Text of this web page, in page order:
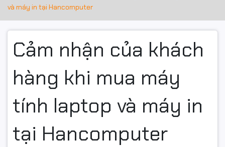
và máy in tại Hancomputer
Cảm nhận của khách
hàng khi mua máy
tính laptop và máy in
tại Hancomputer